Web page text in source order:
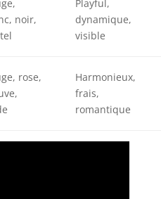
noir,
Playful,
dynamique,
visible
rose,
Harmonieux,
frais,
romantique